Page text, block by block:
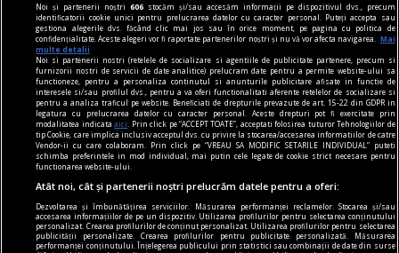
confort
Produse esențiale pentru confortul casei tale
Confortul unei locuințe nu este dat doar de
dimensiunea spațiului sau de aspectul
mobilierului, ci de modul în care toate
Noi și partenerii noștri606 stocăm și/sau accesăm informații pe dispozitivul dvs., precum
identificatorii cookie unici pentru prelucrarea datelor cu caracter personal. Puteți accepta sau
gestiona alegerile dvs. făcând clic mai jos sau în orice moment, pe pagina cu politica de
confidențialitate. Aceste alegeri vor fi raportate partenerilor noștri și nu vă vor afecta navigarea.
Mai
multe detalii
Noi si partenerii nostri (retelele de socializare si agentiile de publicitate partenere, precum si
furnizorii nostri de servicii de date analitice) prelucram date pentru a permite website-ului sa
functioneze, pentru a personaliza continutul si anunturile publicitare afisate in functie de
interesele si/sau profilul dvs., pentru a va oferi functionalitati aferente retelelor de socializare si
pentru a analiza traficul pe website. Beneficiati de drepturile prevazute de art. 15-22 din GDPR in
legatura cu prelucrarea datelor cu caracter personal. Aceste drepturi pot fi exercitate prin
modalitatea indicataaici
. Prin click pe “ACCEPT TOATE”, acceptati folosirea tuturor Tehnologiilor de
tip Cookie, care implica inclusiv acceptul dvs. cu privire la stocarea/accesarea informatiilor de catre
Vendor-ii cu care colaboram. Prin click pe “VREAU SA MODIFIC SETARILE INDIVIDUAL” puteti
schimba preferintele in mod individual, mai putin cele legate de cookie strict necesare pentru
functionarea website-ului.
Atât noi, cât și partenerii noștri prelucrăm datele pentru a oferi:
Dezvoltarea și îmbunătățirea serviciilor. Măsurarea performanței reclamelor. Stocarea și/sau
accesarea informațiilor de pe un dispozitiv. Utilizarea profilurilor pentru selectarea conținutului
personalizat. Crearea profilurilor de conținut personalizat. Utilizarea profilurilor pentru selectarea
publicității personalizate. Crearea profilurilor pentru publicitate personalizată. Măsurarea
performanței conținutului. Înțelegerea publicului prin statistici sau combinații de date din surse